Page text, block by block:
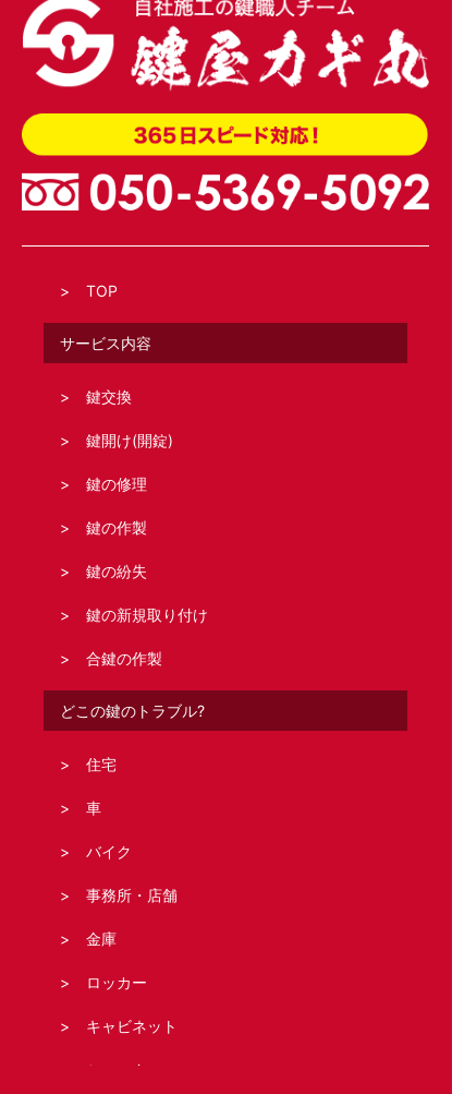
TOP
サービス内容
鍵交換
鍵開け(開錠)
鍵の修理
鍵の作製
鍵の紛失
鍵の新規取り付け
合鍵の作製
どこの鍵のトラブル?
住宅
車
バイク
事務所・店舗
金庫
ロッカー
キャビネット
シャッター